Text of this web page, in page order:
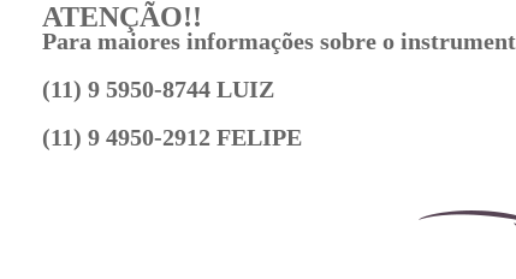
ATENÇÃO!!
Para maiores informações sobre o
(11) 9 5950-8744 LUIZ
(11) 9 4950-2912 FELIPE